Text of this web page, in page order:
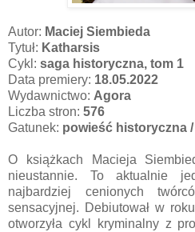
Autor: Maciej Siembieda
Tytuł: Katharsis
Cykl: saga historyczna, tom 1
Data premiery: 18.05.2022
Wydawnictwo: Agora
Liczba stron: 576
Gatunek: powieść historyczna
O książkach Macieja
nieustannie. To aktualnie
najbardziej cenionych
sensacyjnej. Debiutował w
otworzyła cykl kryminalny z